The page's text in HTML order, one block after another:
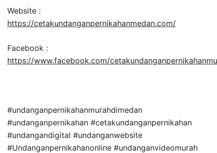
Website :
https://cetakundanganpernikahanmedan.com/
Facebook :
https://www.facebook.com/
#undanganpernikahanmurahdimedan
#undanganpernikahan #cetakundanganpernikahan
#undangandigital #undanganwebsite
#Undanganpernikahanonline #undanganvideomurah